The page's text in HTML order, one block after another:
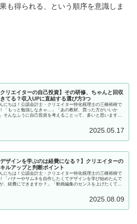
も得られる、という順序を意識しま
クリエイターの自己投資】その研修、ちゃんと回収
てる？収入UPに直結する選び方3つ
にちは！公認会計士・クリエイター特化税理士の三橋裕樹で
「もっと勉強しなきゃ…」「あの教材、買った方がいいか
そんなふうに自己投資を考えることって、多いと思います。
2025.05.17
デザインを学ぶのは経費になる？】クリエイターの
ルアップと判断ポイント
にちは！公認会計士・クリエイター特化税理士の三橋裕樹で
「バナーやサムネを自作したくてデザインを学び始めたんで
、経費にできますか？」「動画編集のセンスを上げたくて、
2025.08.09